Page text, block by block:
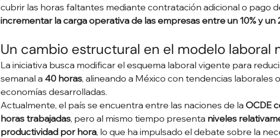
cubrir las horas faltantes mediante contratación adicional o pago
incrementar la carga operativa de las empresas entre un 10% y un
Un cambio estructural en el modelo laboral
La iniciativa busca modificar el esquema laboral vigente para
semanal a 40 horas, alineando a México con tendencias laborales
economías desarrolladas.
Actualmente, el país se encuentra entre las naciones de la OCDE
horas trabajadas, pero al mismo tiempo presenta niveles
productividad por hora, lo que ha impulsado el debate sobre la